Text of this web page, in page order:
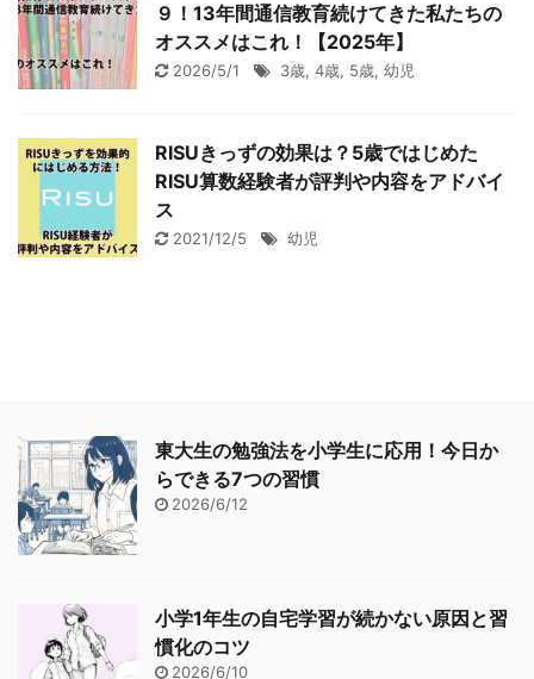
９！13年間通信教育続けてきた私たちの
オススメはこれ！【2025年】
2026/5/1 3歳, 4歳, 5歳, 幼児
RISUきっずの効果は？5歳ではじめた
RISU算数経験者が評判や内容をアドバイ
ス
2021/12/5 幼児
東大生の勉強法を小学生に応用！今日か
らできる7つの習慣
2026/6/12
小学1年生の自宅学習が続かない原因と習
慣化のコツ
2026/6/10